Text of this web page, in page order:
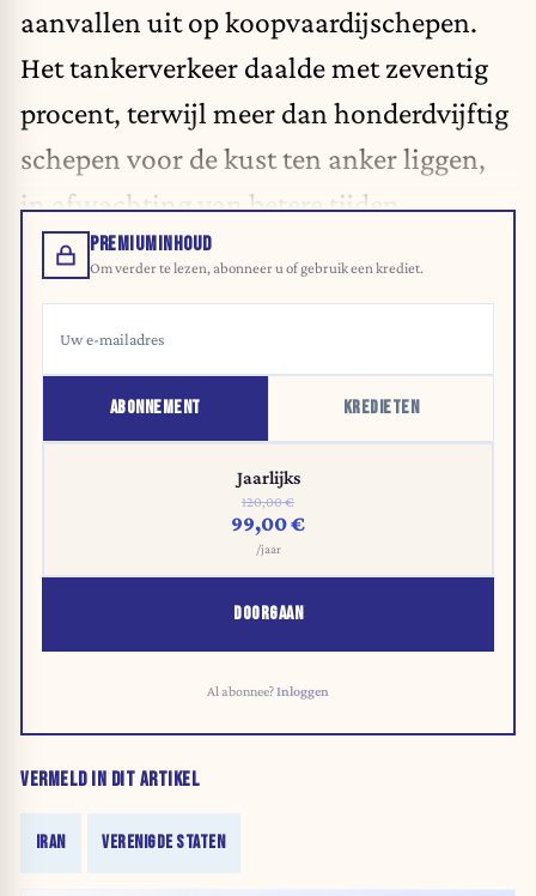
aanvallen uit op koopvaardijschepen.
Het tankerverkeer daalde met zeventig
procent, terwijl meer dan honderdvijftig
schepen voor de kust ten anker liggen,
in afwachting van betere tijden.
PREMIUMINHOUD
Om verder te lezen, abonneer u of gebruik een krediet.
ABONNEMENT KREDIETEN
Jaarlijks
120,00 €
99,00 €
/jaar
DOORGAAN
Al abonnee?Inloggen
VERMELD IN DIT ARTIKEL
IRAN VERENIGDE STATEN